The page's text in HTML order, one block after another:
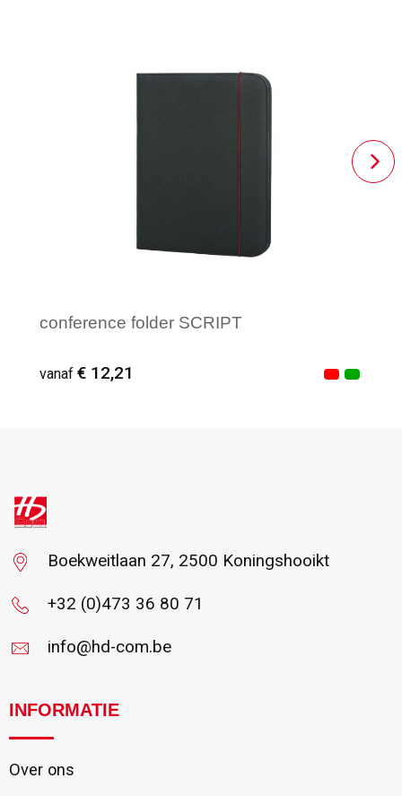
conference folder SCRIPT
vanaf € 12,21
Boekweitlaan 27, 2500 Koningshooikt
+32 (0)473 36 80 71
info@hd-com.be
INFORMATIE
Over ons